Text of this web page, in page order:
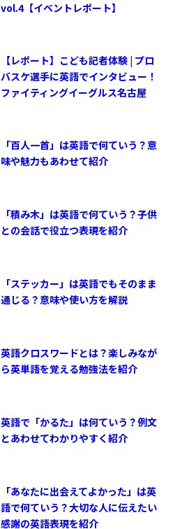
vol.4【イベントレポート】
【レポート】こども記者体験 | プロ
バスケ選手に英語でインタビュー！
ファイティングイーグルス名古屋
「百人一首」は英語で何ていう？意
味や魅力もあわせて紹介
「積み木」は英語で何ていう？子供
との会話で役立つ表現を紹介
「ステッカー」は英語でもそのまま
通じる？意味や使い方を解説
英語クロスワードとは？楽しみなが
ら英単語を覚える勉強法を紹介
英語で「かるた」は何ていう？例文
とあわせてわかりやすく紹介
「あなたに出会えてよかった」は英
語で何ていう？大切な人に伝えたい
感謝の英語表現を紹介